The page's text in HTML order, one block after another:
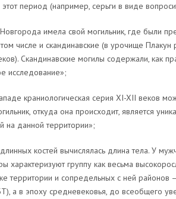
период (например, серьги в виде
Новгорода имела свой могильник, где были
числе и скандинавские (в урочище Плакун
Скандинавские могилы содержали, как
исследование»;
краниологическая серия XI-XII веков
откуда она происходит, является
на данной территории»;
костей вычислялась длина тела. У
характеризуют группу как весьма
территории и сопредельных с ней
а в эпоху средневековья, до всеобщего